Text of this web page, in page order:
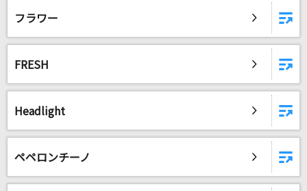
フラワー
FRESH
Headlight
ペペロンチーノ